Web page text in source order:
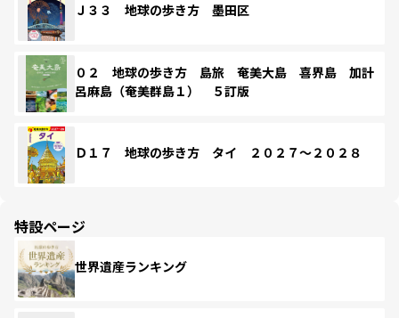
Ｊ３３ 地球の歩き方 墨田区
０２ 地球の歩き方 島旅 奄美大島 喜界島 加計
呂麻島（奄美群島１） ５訂版
Ｄ１７ 地球の歩き方 タイ ２０２７～２０２８
特設ページ
世界遺産ランキング